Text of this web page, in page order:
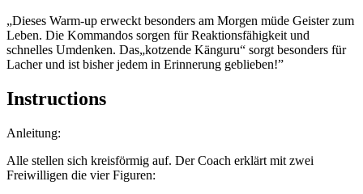
„Dieses Warm-up erweckt besonders am Morgen müde Geister zum
Leben. Die Kommandos sorgen für Reaktionsfähigkeit und
schnelles Umdenken. Das„kotzende Känguru“ sorgt besonders für
Lacher und ist bisher jedem in Erinnerung geblieben!”
Instructions
Anleitung:
Alle stellen sich kreisförmig auf. Der Coach erklärt mit zwei
Freiwilligen die vier Figuren: